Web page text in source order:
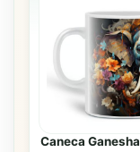
Caneca Ganesha